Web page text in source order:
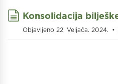
document
Konsolidacija
Objavljeno 22. Veljača. 2024.